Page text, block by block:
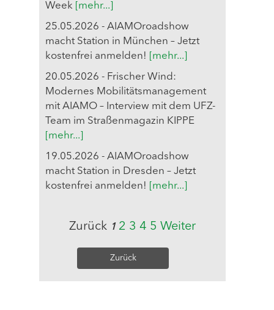
Week
[mehr...]
25.05.2026 - AIAMOroadshow
macht Station in München – Jetzt
kostenfrei anmelden!
[mehr...]
20.05.2026 - Frischer Wind:
Modernes Mobilitätsmanagement
mit AIAMO – Interview mit dem UFZ-
Team im Straßenmagazin KIPPE
[mehr...]
19.05.2026 - AIAMOroadshow
macht Station in Dresden – Jetzt
kostenfrei anmelden!
[mehr...]
Zurück 1 2 3 4 5 Weiter
Zurück